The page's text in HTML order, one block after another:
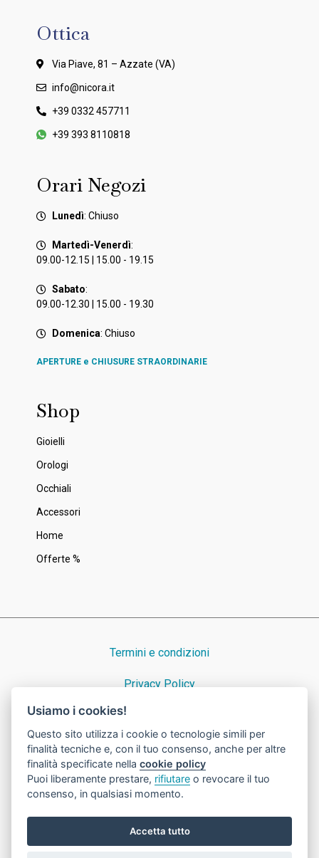
Ottica
Via Piave, 81 – Azzate (VA)
info@nicora.it
+39 0332 457711
+39 393 8110818
Orari Negozi
Lunedì: Chiuso
Martedì-Venerdì:
09.00-12.15 | 15.00 - 19.15
Sabato:
09.00-12.30 | 15.00 - 19.30
Domenica: Chiuso
APERTURE e CHIUSURE STRAORDINARIE
Shop
Gioielli
Orologi
Occhiali
Accessori
Home
Offerte %
Termini e condizioni
Privacy Policy
Cookie Policy
© 2023 Nicora Srl · Dal 1939 consulenti preziosi ad Azzate · P.IVA e
C.F. 00235790128 · cap. soc. Eur 46800 i.v. · Numero REA VA 31227
Usiamo i cookies!
Questo sito utilizza i cookie o tecnologie simili per
finalità tecniche e, con il tuo consenso, anche per altre
finalità specificate nellacookie policy
Puoi liberamente prestare, rifiutare o revocare il tuo
consenso, in qualsiasi momento.
Accetta tutto